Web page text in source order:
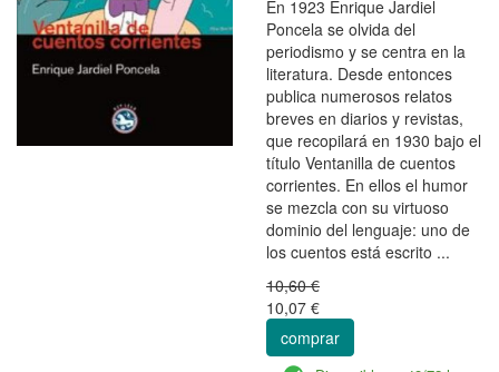
En 1923 Enrique Jardiel
Poncela se olvida del
periodismo y se centra en la
literatura. Desde entonces
publica numerosos relatos
breves en diarios y revistas,
que recopilará en 1930 bajo el
título Ventanilla de cuentos
corrientes. En ellos el humor
se mezcla con su virtuoso
dominio del lenguaje: uno de
los cuentos está escrito ...
10,60 €
10,07 €
comprar